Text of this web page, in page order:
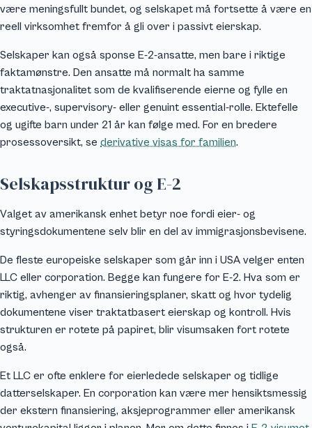
være meningsfullt bundet, og selskapet må fortsette å være en
reell virksomhet fremfor å gli over i passivt eierskap.
Selskaper kan også sponse E-2-ansatte, men bare i riktige
faktamønstre. Den ansatte må normalt ha samme
traktatnasjonalitet som de kvalifiserende eierne og fylle en
executive-, supervisory- eller genuint essential-rolle. Ektefelle
og ugifte barn under 21 år kan følge med. For en bredere
prosessoversikt, se derivative visas for familien.
Selskapsstruktur og E-2
Valget av amerikansk enhet betyr noe fordi eier- og
styringsdokumentene selv blir en del av immigrasjonsbevisene.
De fleste europeiske selskaper som går inn i USA velger enten
LLC eller corporation. Begge kan fungere for E-2. Hva som er
riktig, avhenger av finansieringsplaner, skatt og hvor tydelig
dokumentene viser traktatbasert eierskap og kontroll. Hvis
strukturen er rotete på papiret, blir visumsaken fort rotete
også.
Et LLC er ofte enklere for eierledede selskaper og tidlige
datterselskaper. En corporation kan være mer hensiktsmessig
der ekstern finansiering, aksjeprogrammer eller amerikansk